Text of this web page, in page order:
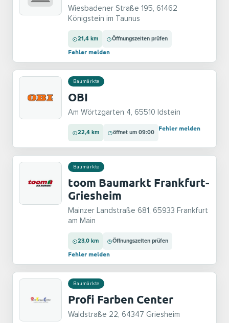
Wiesbadener Straße 195, 61462
Königstein im Taunus
21,4 km Öffnungszeiten prüfen
Fehler melden
Baumärkte
OBI
Am Wörtzgarten 4, 65510 Idstein
22,4 km öffnet um 09:00
Fehler melden
Baumärkte
toom Baumarkt Frankfurt-
Griesheim
Mainzer Landstraße 681, 65933 Frankfurt
am Main
23,0 km Öffnungszeiten prüfen
Fehler melden
Baumärkte
Profi Farben Center
Waldstraße 22, 64347 Griesheim